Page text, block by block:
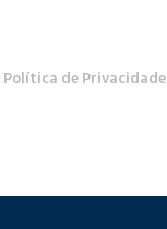
Política de Privacidade